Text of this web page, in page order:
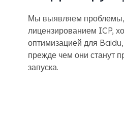
Мы выявляем
лицензированием ICP,
оптимизацией для
прежде чем они станут
запуска.